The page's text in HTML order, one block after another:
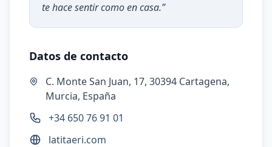
te hace sentir como en casa.”
Datos de contacto
C. Monte San Juan, 17, 30394 Cartagena,
Murcia, España
+34 650 76 91 01
latitaeri.com